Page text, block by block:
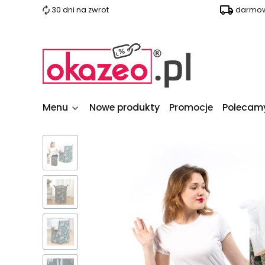
30 dni na zwrot
Menu Nowe produkty Promocje